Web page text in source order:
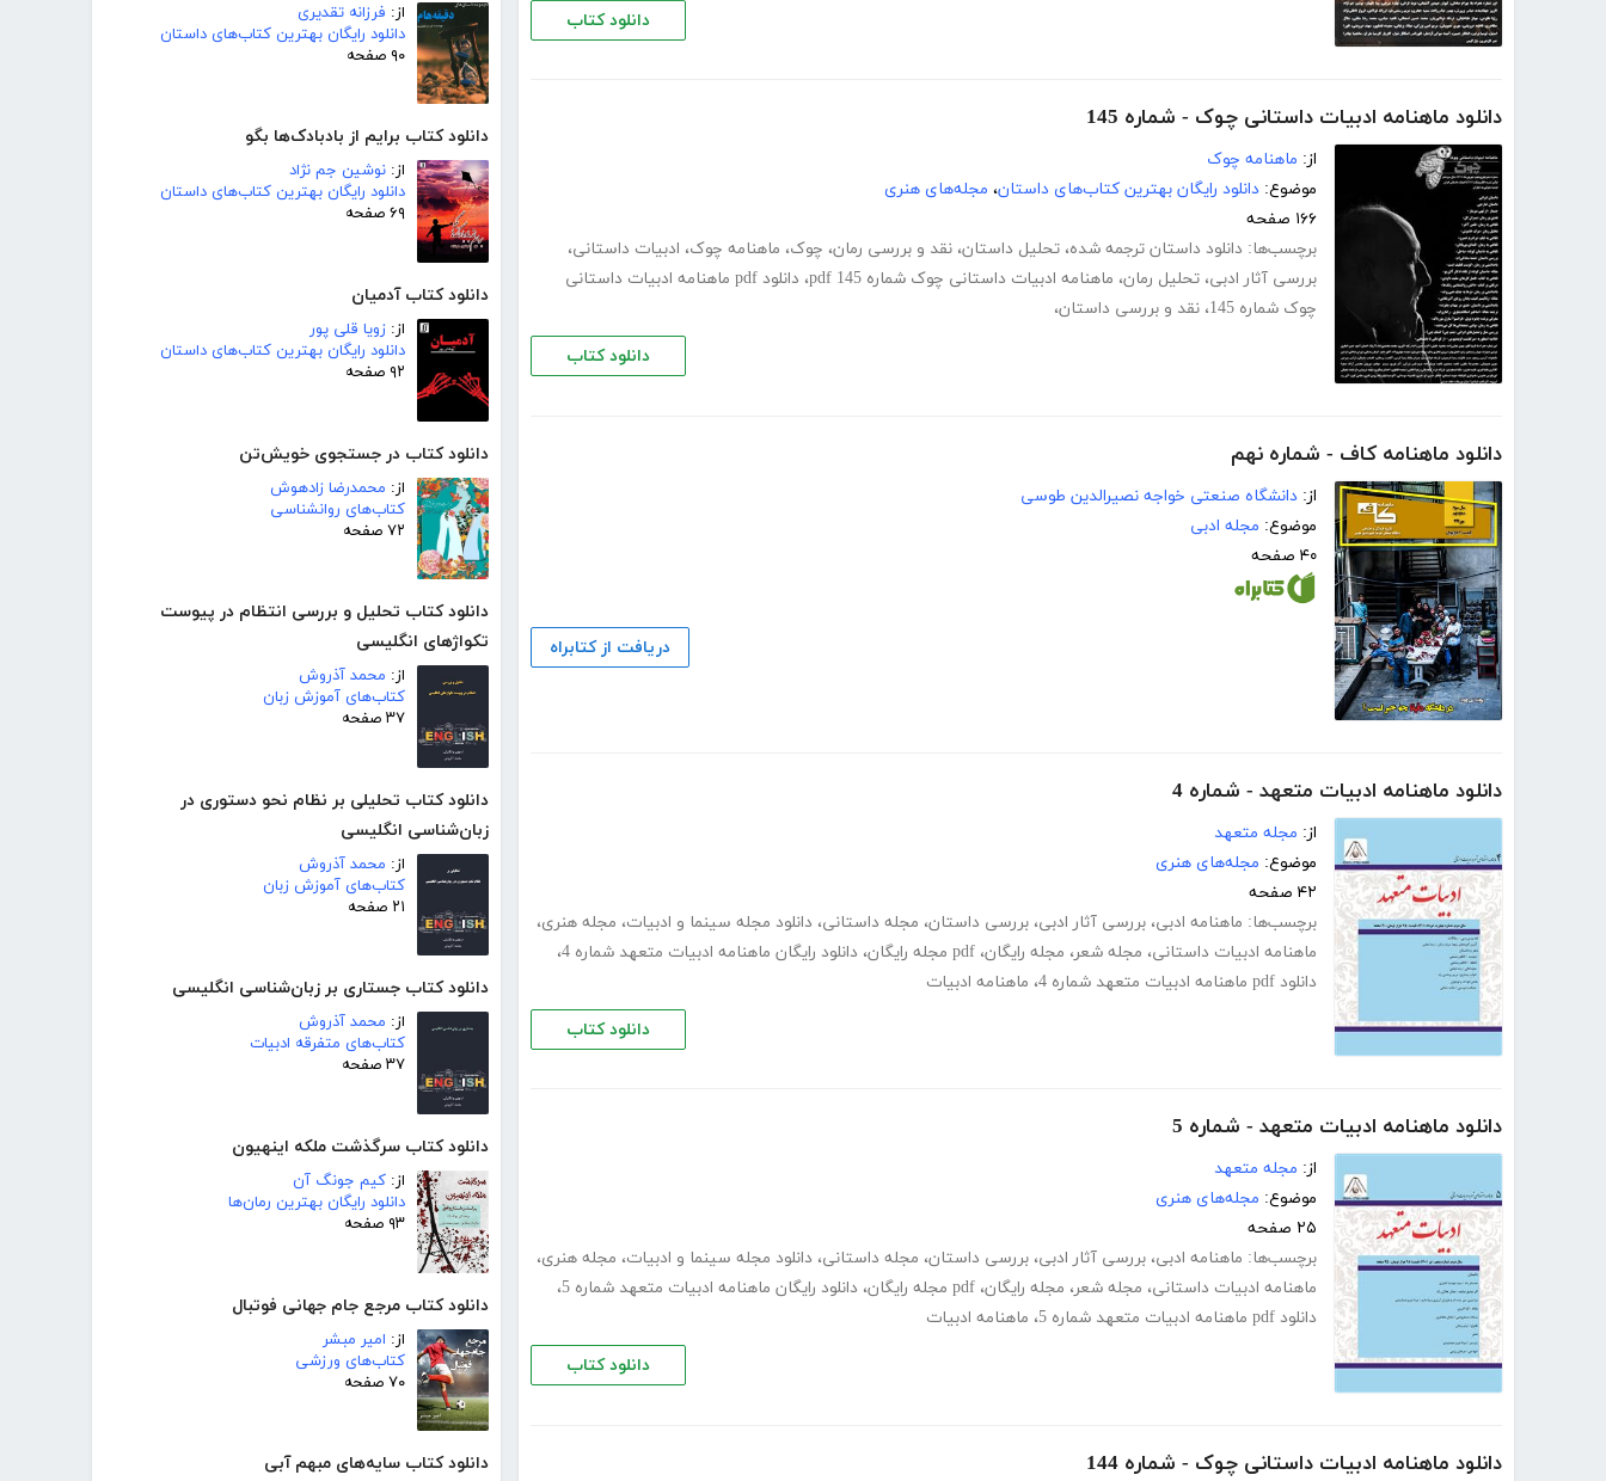
از: فرزانه تقدیری
دانلود رایگان بهترین کتاب‌های داستان
۹۰ صفحه
دانلود کتاب برایم از بادبادک‌ها بگو
از: نوشین جم نژاد
دانلود رایگان بهترین کتاب‌های داستان
۶۹ صفحه
دانلود کتاب آدمیان
از: زویا قلی پور
دانلود رایگان بهترین کتاب‌های داستان
۹۲ صفحه
دانلود کتاب در جستجوی خویش‌تن
از: محمدرضا زادهوش
کتاب‌های روانشناسی
۷۲ صفحه
دانلود کتاب تحلیل و بررسی انتظام در پیوست
تکواژهای انگلیسی
از: محمد آذروش
کتاب‌های آموزش زبان
۳۷ صفحه
دانلود کتاب تحلیلی بر نظام نحو دستوری در
زبان‌شناسی انگلیسی
از: محمد آذروش
کتاب‌های آموزش زبان
۲۱ صفحه
دانلود کتاب جستاری بر زبان‌شناسی انگلیسی
از: محمد آذروش
کتاب‌های متفرقه ادبیات
۳۷ صفحه
دانلود کتاب سرگذشت ملکه اینهیون
از: کیم جونگ آن
دانلود رایگان بهترین رمان‌ها
۹۳ صفحه
دانلود کتاب مرجع جام جهانی فوتبال
از: امیر مبشر
کتاب‌های ورزشی
۷۰ صفحه
دانلود کتاب سایه‌های مبهم آبی
دانلود کتاب
دانلود ماهنامه ادبیات داستانی چوک - شماره 145
از: ماهنامه چوک
موضوع: دانلود رایگان بهترین کتاب‌های داستان، مجله‌های هنری
۱۶۶ صفحه
برچسب‌ها: دانلود داستان ترجمه شده، تحلیل داستان، نقد و بررسی رمان، چوک، ماهنامه چوک، ادبیات داستانی،
بررسی آثار ادبی، تحلیل رمان، ماهنامه ادبیات داستانی چوک شماره 145 pdf ،
دانلود pdf ماهنامه ادبیات داستانی
چوک شماره 145
، نقد و بررسی داستان،
دانلود کتاب
دانلود ماهنامه کاف - شماره نهم
از: دانشگاه صنعتی خواجه نصیرالدین طوسی
موضوع: مجله ادبی
۴۰ صفحه
دریافت از کتابراه
دانلود ماهنامه ادبیات متعهد - شماره 4
از: مجله متعهد
موضوع: مجله‌های هنری
۴۲ صفحه
برچسب‌ها: ماهنامه ادبی، بررسی آثار ادبی، بررسی داستان، مجله داستانی، دانلود مجله سینما و ادبیات، مجله هنری،
ماهنامه ادبیات داستانی، مجله شعر، مجله رایگان، pdf مجله رایگان ، دانلود رایگان ماهنامه ادبیات متعهد شماره 4
،
دانلود pdf ماهنامه ادبیات متعهد شماره 4
، ماهنامه ادبیات
دانلود کتاب
دانلود ماهنامه ادبیات متعهد - شماره 5
از: مجله متعهد
موضوع: مجله‌های هنری
۲۵ صفحه
برچسب‌ها: ماهنامه ادبی، بررسی آثار ادبی، بررسی داستان، مجله داستانی، دانلود مجله سینما و ادبیات، مجله هنری،
ماهنامه ادبیات داستانی، مجله شعر، مجله رایگان، pdf مجله رایگان ، دانلود رایگان ماهنامه ادبیات متعهد شماره 5
،
دانلود pdf ماهنامه ادبیات متعهد شماره 5
، ماهنامه ادبیات
دانلود کتاب
دانلود ماهنامه ادبیات داستانی چوک - شماره 144